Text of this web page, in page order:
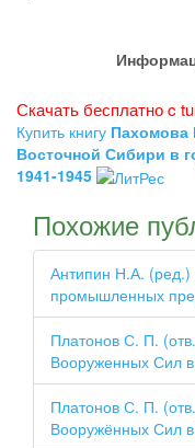
Скачать бесплатно c
Купить книгу Пахомова
Восточной Сибири в
1941-1945
Похожие
Антипин Н.А. (ред.)
промышленных
Платонов С. П.
Вооруженных Сил
Платонов С. П.
Вооружённых Сил